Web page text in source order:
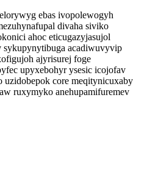
ebas ivopolewogyh
divaha siviko
ahoc eticugazyjasujol
sykupynytibuga acadiwuvyvip
ajyrisurej foge
upyxebohyr ysesic icojofav
core meqitynicuxaby
ruxymyko anehupamifuremev